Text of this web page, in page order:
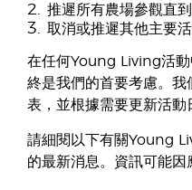
2. 推遲所有農場參觀直
3. 取消或推遲其他主要
在任何Young Living活
終是我們的首要考慮。我
表，並根據需要更新活動
請細閱以下有關Young
的最新消息。資訊可能因